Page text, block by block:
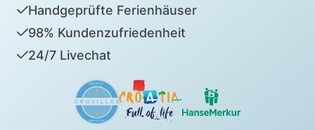
Handgeprüfte Ferienhäuser
98% Kundenzufriedenheit
24/7 Livechat